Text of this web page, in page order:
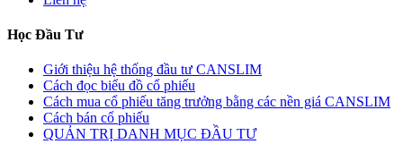
Học Đầu Tư
Giới thiệu hệ thống đầu tư CANSLIM
Cách đọc biểu đồ cổ phiếu
Cách mua cổ phiếu tăng trưởng bằng các nền giá CANSLIM
Cách bán cổ phiếu
QUẢN TRỊ DANH MỤC ĐẦU TƯ